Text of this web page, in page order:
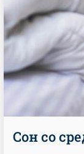
Сон со